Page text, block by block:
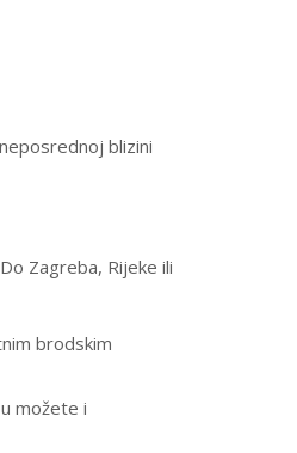
blizini
Zagreba, Rijeke ili
brodskim
možete i